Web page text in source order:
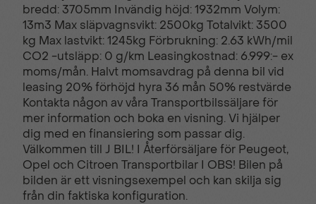
Digital
innerbackspegel
Digital serviceindikator
Digitalt förarkluster i
full-färg
Dimstrålkastare med
kurvfunktion
Dödavinkelvarnare Elektrisk startspärr
bredd: 3705mm Invändig höjd: 1932mm Volym:
13m3 Max släpvagnsvikt: 2500kg Totalvikt: 3500
kg Max lastvikt: 1245kg Förbrukning: 2.63 kWh/mil
CO2 -utsläpp: 0 g/km Leasingkostnad: 6.999:- ex
moms/mån. Halvt momsavdrag på denna bil vid
leasing 20% förhöjd hyra 36 mån 50% restvärde
Kontakta någon av våra Transportbilssäljare för
mer information och boka en visning. Vi hjälper
dig med en finansiering som passar dig.
Välkommen till J BIL! I Återförsäljare för Peugeot,
Opel och Citroen Transportbilar I OBS! Bilen på
bilden är ett visningsexempel och kan skilja sig
från din faktiska konfiguration.